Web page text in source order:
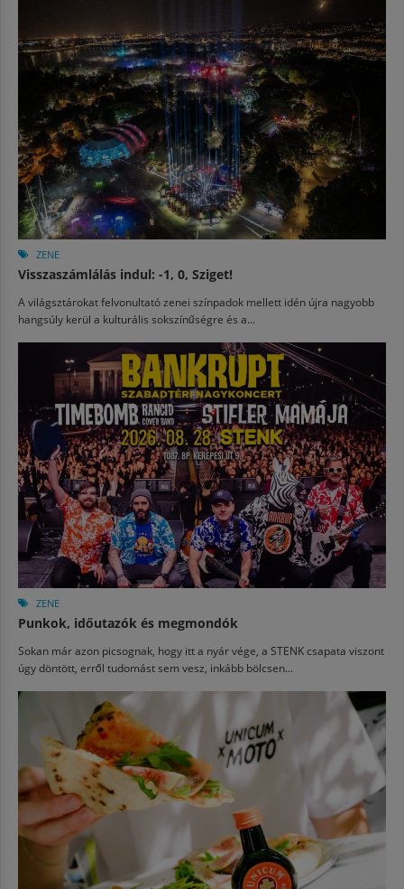
ZENE
Visszaszámlálás indul: -1, 0, Sziget!
A világsztárokat felvonultató zenei színpadok mellett idén újra nagyobb
hangsúly kerül a kulturális sokszínűségre és a...
ZENE
Punkok, időutazók és megmondók
Sokan már azon picsognak, hogy itt a nyár vége, a STENK csapata viszont
úgy döntött, erről tudomást sem vesz, inkább bölcsen...